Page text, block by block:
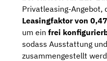
Privatleasing-Angebot,
Leasingfaktor von 0,47
um ein frei
sodass Ausstattung
zusammengestellt